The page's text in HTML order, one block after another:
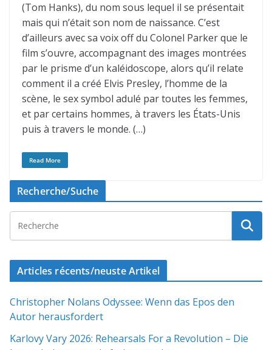
(Tom Hanks), du nom sous lequel il se présentait
mais qui n’était son nom de naissance. C’est
d’ailleurs avec sa voix off du Colonel Parker que le
film s’ouvre, accompagnant des images montrées
par le prisme d’un kaléidoscope, alors qu’il relate
comment il a créé Elvis Presley, l’homme de la
scène, le sex symbol adulé par toutes les femmes,
et par certains hommes, à travers les États-Unis
puis à travers le monde. (…)
Read More
Recherche/Suche
Articles récents/neuste Artikel
Christopher Nolans Odyssee: Wenn das Epos den
Autor herausfordert
Karlovy Vary 2026: Rehearsals For a Revolution – Die